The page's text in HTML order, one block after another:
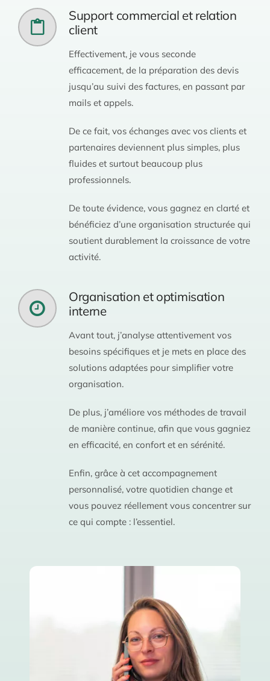
Support commercial et relation
client
Effectivement, je vous seconde
efficacement, de la préparation des devis
jusqu’au suivi des factures, en passant par
mails et appels.
De ce fait, vos échanges avec vos clients et
partenaires deviennent plus simples, plus
fluides et surtout beaucoup plus
professionnels.
De toute évidence, vous gagnez en clarté et
bénéficiez d’une organisation structurée qui
soutient durablement la croissance de votre
activité.
Organisation et optimisation
interne
Avant tout, j’analyse attentivement vos
besoins spécifiques et je mets en place des
solutions adaptées pour simplifier votre
organisation.
De plus, j’améliore vos méthodes de travail
de manière continue, afin que vous gagniez
en efficacité, en confort et en sérénité.
Enfin, grâce à cet accompagnement
personnalisé, votre quotidien change et
vous pouvez réellement vous concentrer sur
ce qui compte : l’essentiel.